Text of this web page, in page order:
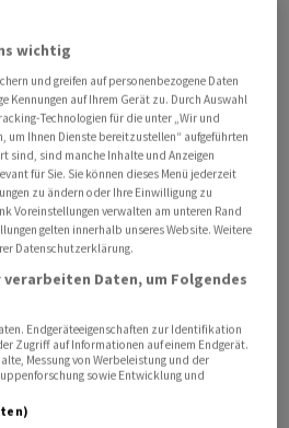
‌laufen ⁠laut einem Bericht der
Gespräche, ob
Angela Merkel ⁠oder der
Europäischen Zentralbank
Staatengemeinschaft in
mit dem russischen
vertreten könnten.
‌Insider. Demnach wollen die
​kommenden Woche bei einem
wer sich für solche
wichtig
und greifen auf personenbezogene Daten
Kennungen auf Ihrem Gerät zu. Durch Auswahl
Technologien für die unter „Wir und
um Ihnen Dienste bereitzustellen“ aufgeführten
sind, sind manche Inhalte und Anzeigen
für Sie. Sie können dieses Menü jederzeit
zu ändern oder Ihre Einwilligung zu
Voreinstellungen verwalten am unteren Rand
gelten innerhalb unseres Website. Weitere
Datenschutzerklärung.
Daten, um Folgendes
Endgeräteeigenschaften zur Identifikation
Zugriff auf Informationen auf einem Endgerät.
Messung von Werbeleistung und der
sowie Entwicklung und